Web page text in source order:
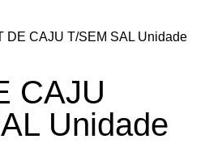
DE CAJU T/SEM SAL Unidade
CAJU
Unidade